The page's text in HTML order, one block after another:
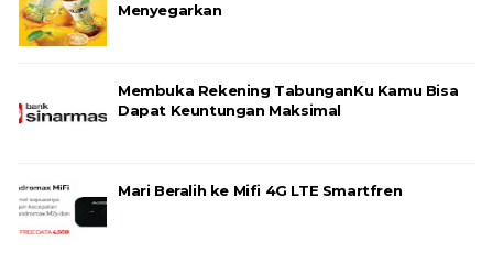
Menyegarkan
Membuka Rekening TabunganKu Kamu Bisa
Dapat Keuntungan Maksimal
Mari Beralih ke Mifi 4G LTE Smartfren